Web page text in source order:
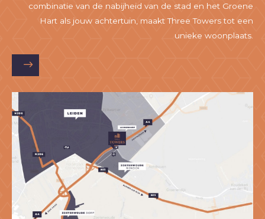
combinatie van de nabijheid van de stad en het Groene
Hart als jouw achtertuin, maakt Three Towers tot een
unieke woonplaats.